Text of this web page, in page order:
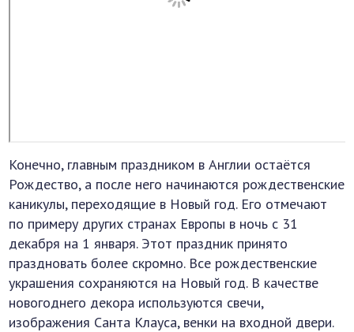
Конечно, главным праздником в Англии остаётся
Рождество, а после него начинаются рождественские
каникулы, переходящие в Новый год. Его отмечают
по примеру других странах Европы в ночь с 31
декабря на 1 января. Этот праздник принято
праздновать более скромно. Все рождественские
украшения сохраняются на Новый год. В качестве
новогоднего декора используются свечи,
изображения Санта Клауса, венки на входной двери.